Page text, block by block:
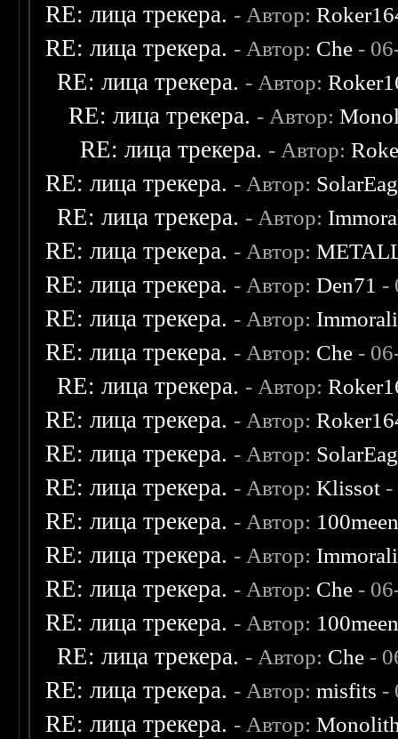
RE: лица трекера. - Автор:
RE: лица трекера. - Автор: Che -
RE: лица трекера. - Автор:
RE: лица трекера. - Автор:
RE: лица трекера. - Автор:
RE: лица трекера. - Автор:
RE: лица трекера. - Автор:
RE: лица трекера. - Автор:
RE: лица трекера. - Автор:Den71 -
RE: лица трекера. - Автор:
RE: лица трекера. - Автор: Che -
RE: лица трекера. - Автор:
RE: лица трекера. - Автор:
RE: лица трекера. - Автор:
RE: лица трекера. - Автор:Klissot -
RE: лица трекера. - Автор:
RE: лица трекера. - Автор:
RE: лица трекера. - Автор: Che -
RE: лица трекера. - Автор:
RE: лица трекера. - Автор: Che -
RE: лица трекера. - Автор:misfits -
RE: лица трекера. - Автор: